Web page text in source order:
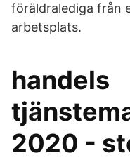
föräldralediga från
arbetsplats.
handels
2020 -